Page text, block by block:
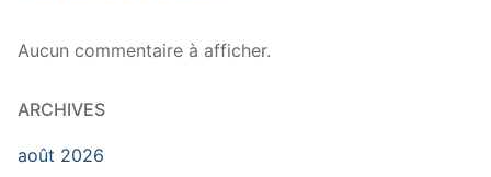
Aucun commentaire à afficher.
ARCHIVES
août 2026